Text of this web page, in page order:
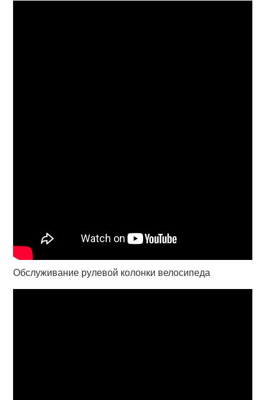
Обслуживание рулевой колонки велосипеда